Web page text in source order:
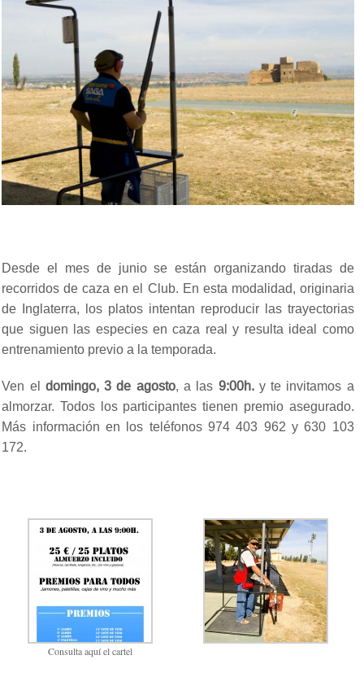
Desde el mes de junio se están organizando tiradas de
recorridos de caza en el Club. En esta modalidad, originaria
de Inglaterra, los platos intentan reproducir las trayectorias
que siguen las especies en caza real y resulta ideal como
entrenamiento previo a la temporada.
Ven el domingo, 3 de agosto, a las 9:00h.y te invitamos a
almorzar. Todos los participantes tienen premio asegurado.
Más información en los teléfonos 974 403 962 y 630 103
172.
Consulta aquí el cartel